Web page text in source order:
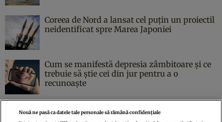
Coreea de Nord a lansat cel puțin un proiectil
neidentificat spre Marea Japoniei
Cum se manifestă depresia zâmbitoare și ce
trebuie să știe cei din jur pentru a o
recunoaște
Nouă ne pasă ca datele tale personale să rămână confidențiale